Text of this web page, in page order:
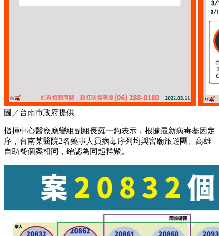
圖／台南市政府提供
指揮中心醫療應變組副組長羅一鈞表示，根據最新病毒基因定
序，台南某醫院2名藥事人員病毒序列均與宮廟旅遊團、高雄
自助餐個案相同，確認為同起群聚。